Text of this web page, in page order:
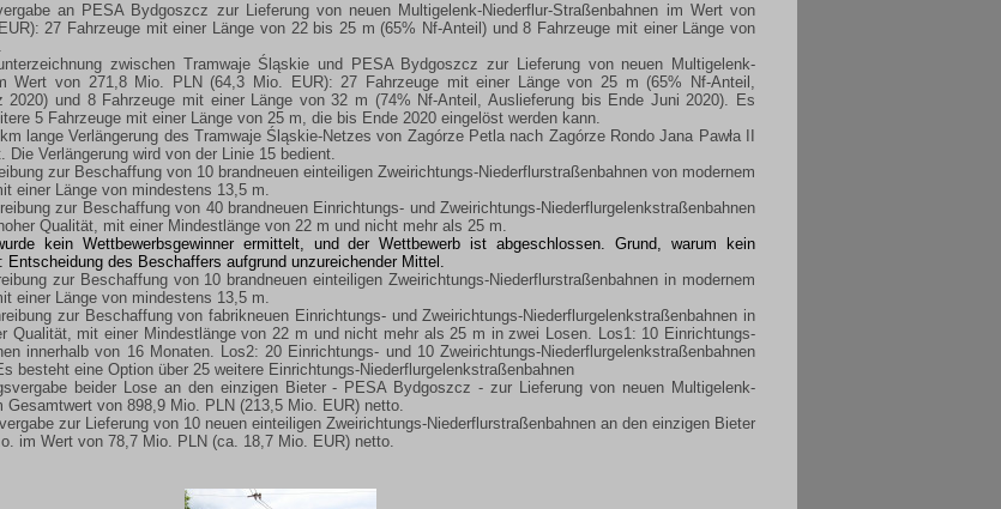
an PESA Bydgoszcz zur Lieferung von neuen Multigelenk-Niederflur-Straßenbahnen im Wert von
27 Fahrzeuge mit einer Länge von 22 bis 25 m (65% Nf-Anteil) und 8 Fahrzeuge mit einer Länge von
zwischen Tramwaje Śląskie und PESA Bydgoszcz zur Lieferung von neuen Multigelenk-
Wert von 271,8 Mio. PLN (64,3 Mio. EUR): 27 Fahrzeuge mit einer Länge von 25 m (65% Nf-Anteil,
2020) und 8 Fahrzeuge mit einer Länge von 32 m (74% Nf-Anteil, Auslieferung bis Ende Juni 2020). Es
5 Fahrzeuge mit einer Länge von 25 m, die bis Ende 2020 eingelöst werden kann.
lange Verlängerung des Tramwaje Śląskie-Netzes von Zagórze Petla nach Zagórze Rondo Jana Pawła II
Die Verlängerung wird von der Linie 15 bedient.
zur Beschaffung von 10 brandneuen einteiligen Zweirichtungs-Niederflurstraßenbahnen von modernem
einer Länge von mindestens 13,5 m.
zur Beschaffung von 40 brandneuen Einrichtungs- und Zweirichtungs-Niederflurgelenkstraßenbahnen
Qualität, mit einer Mindestlänge von 22 m und nicht mehr als 25 m.
kein Wettbewerbsgewinner ermittelt, und der Wettbewerb ist abgeschlossen. Grund, warum kein
Entscheidung des Beschaffers aufgrund unzureichender Mittel.
zur Beschaffung von 10 brandneuen einteiligen Zweirichtungs-Niederflurstraßenbahnen in modernem
einer Länge von mindestens 13,5 m.
zur Beschaffung von fabrikneuen Einrichtungs- und Zweirichtungs-Niederflurgelenkstraßenbahnen in
Qualität, mit einer Mindestlänge von 22 m und nicht mehr als 25 m in zwei Losen. Los1: 10 Einrichtungs-
innerhalb von 16 Monaten. Los2: 20 Einrichtungs- und 10 Zweirichtungs-Niederflurgelenkstraßenbahnen
besteht eine Option über 25 weitere Einrichtungs-Niederflurgelenkstraßenbahnen
beider Lose an den einzigen Bieter - PESA Bydgoszcz - zur Lieferung von neuen Multigelenk-
Gesamtwert von 898,9 Mio. PLN (213,5 Mio. EUR) netto.
zur Lieferung von 10 neuen einteiligen Zweirichtungs-Niederflurstraßenbahnen an den einzigen Bieter
im Wert von 78,7 Mio. PLN (ca. 18,7 Mio. EUR) netto.